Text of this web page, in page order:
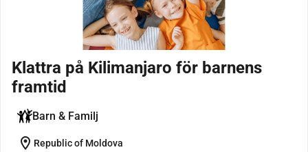
Klattra på Kilimanjaro för barnens
framtid
Barn & Familj
location_on Republic of Moldova